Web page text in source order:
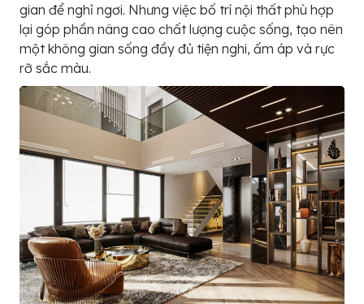
gian để nghỉ ngơi. Nhưng việc bố trí nội thất phù hợp
lại góp phần nâng cao chất lượng cuộc sống, tạo nên
một không gian sống đầy đủ tiện nghi, ấm áp và rực
rỡ sắc màu.